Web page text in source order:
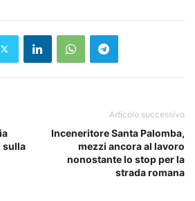
sulla
Articolo successivo
Inceneritore Santa Palomba,
mezzi ancora al lavoro
nonostante lo stop per la
strada romana